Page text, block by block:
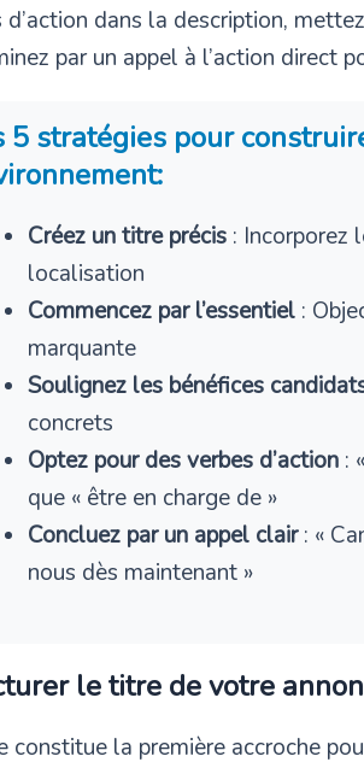
d’action dans la description,
par un appel à l’action direct
5 stratégies pour
Créez un titre précis : Incorporez
localisation
Commencez par l’essentiel :
marquante
Soulignez les bénéfices
concrets
Optez pour des verbes d’action :
que « être en charge de »
Concluez par un appel clair: «
nous dès maintenant »
le titre de votre
constitue la première accroche